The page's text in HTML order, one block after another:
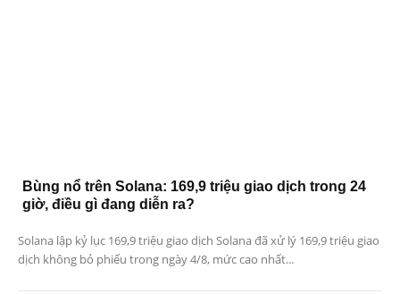
Bùng nổ trên Solana: 169,9 triệu giao dịch trong 24
giờ, điều gì đang diễn ra?
Solana lập kỷ lục 169,9 triệu giao dịch Solana đã xử lý 169,9 triệu giao
dịch không bỏ phiếu trong ngày 4/8, mức cao nhất...